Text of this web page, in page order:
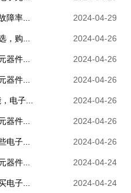
障率... 2024-04-29
，购... 2024-04-26
器件... 2024-04-26
器件... 2024-04-26
电子... 2024-04-26
器件... 2024-04-26
电子... 2024-04-26
器件... 2024-04-24
电子... 2024-04-24